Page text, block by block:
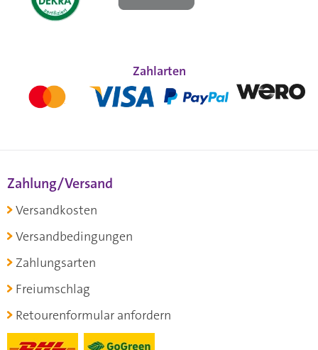
Zahlarten
Zahlung/Versand
Versandkosten
Versandbedingungen
Zahlungsarten
Freiumschlag
Retourenformular anfordern